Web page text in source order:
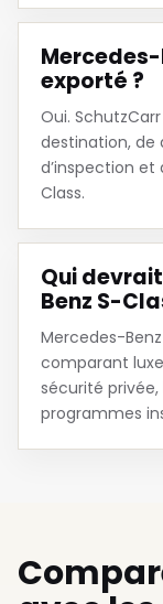
exporté ?
Oui.
destination, de
d’inspection et
Class.
Qui
Benz S-
Mercedes-
comparant
sécurité
programmes